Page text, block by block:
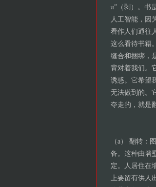
π”（剥）。书
人工智能，因
看作人们通往
这么看待书籍
缝合和捆绑，
背对着我们。
诱惑。它希望
无法做到的。
夺走的，就是
（a） 翻转：
备。这种由墙
定。人居住在
上要留有供人